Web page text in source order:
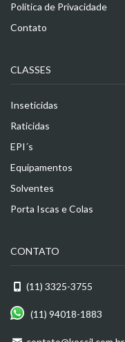
Política de Privacidade
Contato
CLASSES
Inseticidas
Raticidas
EPI´s
Equipamentos
Solventes
Porta Iscas e Colas
CONTATO
(11) 3325-3755
(11) 94018-1883